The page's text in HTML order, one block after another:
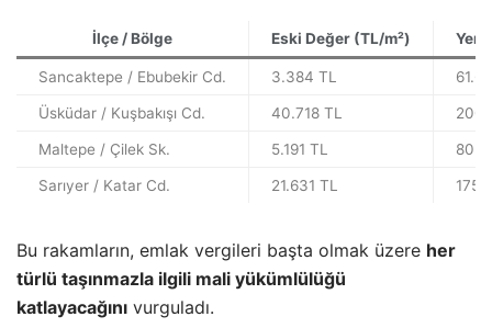
İlçe / Bölge Eski Değer (TL/m²) Yeni
Sancaktepe / Ebubekir Cd. 3.384 TL
Üsküdar / Kuşbakışı Cd. 40.718 TL
Maltepe / Çilek Sk. 5.191 TL
Sarıyer / Katar Cd. 21.631 TL
Bu rakamların, emlak vergileri başta olmak üzere her
türlü taşınmazla ilgili mali yükümlülüğü
katlayacağını vurguladı.